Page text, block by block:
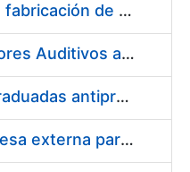
Acuerdo marco para la fabricación de piezas
Suministro de Protectores Auditivos a medida para las personas trabajadoras de los Centros de Trabajo de Madrid y Burgos
Suministro de gafas graduadas antiproyecciones para los trabajadores de la FNMT-RCM en los centros de trabajo de Madrid y Burgos
Servicios de una empresa externa para el asesoramiento y resolución de los recursos de alzada que se presentan relacionados con procesos de selección para la FNMT-RCM